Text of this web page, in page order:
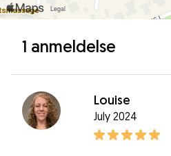
1 anmeldelse
Louise
July 2024